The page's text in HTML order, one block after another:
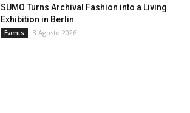
SUMO Turns Archival Fashion into a Living
Exhibition in Berlin
Events 3 Agosto 2026